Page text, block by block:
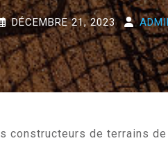
DÉCEMBRE 21, 2023
constructeurs de terrains